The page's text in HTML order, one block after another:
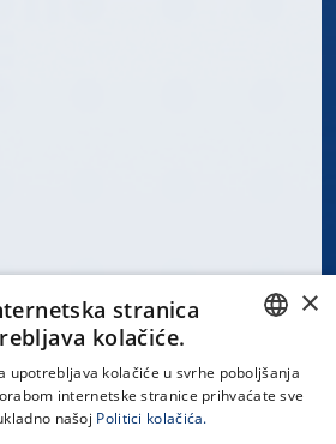
CROATIAN
×
stranica
kolačiće.
upotrebljava kolačiće u svrhe poboljšanja
internetske stranice prihvaćate sve
našoj Politici kolačića.